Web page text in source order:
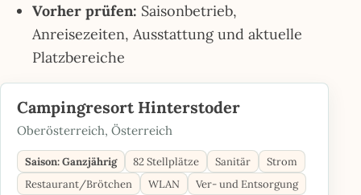
Vorher prüfen: Saisonbetrieb,
Anreisezeiten, Ausstattung und aktuelle
Platzbereiche
Campingresort Hinterstoder
Oberösterreich, Österreich
Saison: Ganzjährig 82 Stellplätze Sanitär
Strom
Restaurant/Brötchen
WLAN Ver- und Entsorgung